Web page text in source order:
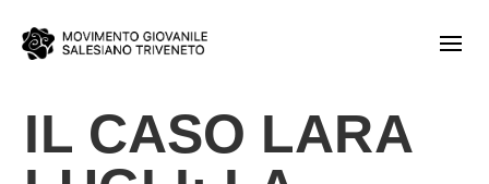
IL CASO LARA